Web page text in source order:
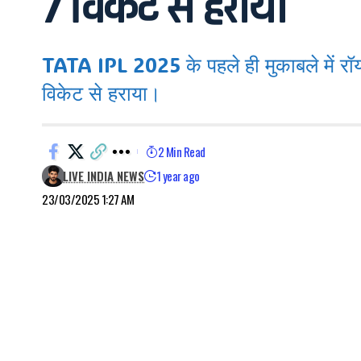
TATA IPL 2025 के पहले ही मुकाबले में
विकेट से हराया।
23/03/2025 1:27 AM
LIVE INDIA NEWS 1 year ago
2 Min Read